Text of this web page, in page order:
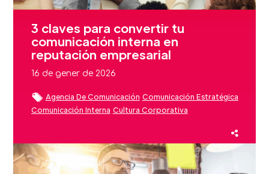
3 claves para convertir tu
comunicación interna en
reputación empresarial
16 de gener de 2026
Agencia De Comunicación Comunicación Estratégica
Comunicación Interna Cultura Corporativa
Liderazgo
Reputación Reputación De Marca
Reputación Marca